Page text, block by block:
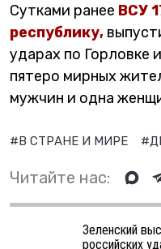
Сутками ранее ВСУ
республику,
ударах по Горловке
пятеро мирных
мужчин и одна
#В СТРАНЕ И МИРЕ
Читайте нас:
Зеленский
российских